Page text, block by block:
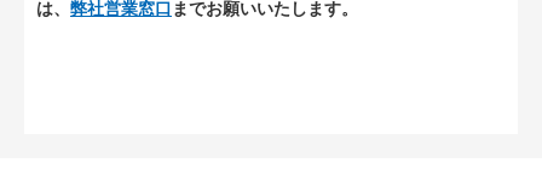
は、 弊社営業窓口 までお願いいたします。